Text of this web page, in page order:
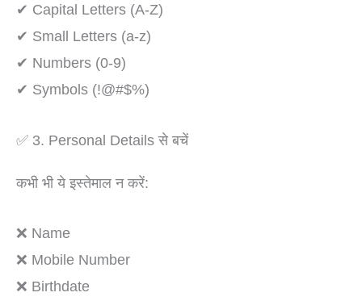
✔ Capital Letters (A-Z)
✔ Small Letters (a-z)
✔ Numbers (0-9)
✔ Symbols (!@#$%)
✅ 3. Personal Details से बचें
कभी भी ये इस्तेमाल न करें:
❌ Name
❌ Mobile Number
❌ Birthdate